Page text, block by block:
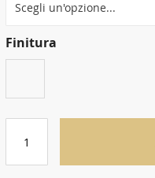
Finitura